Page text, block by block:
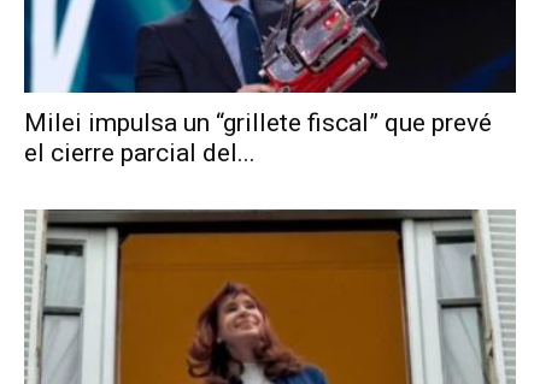
Milei impulsa un “grillete fiscal” que prevé
el cierre parcial del...